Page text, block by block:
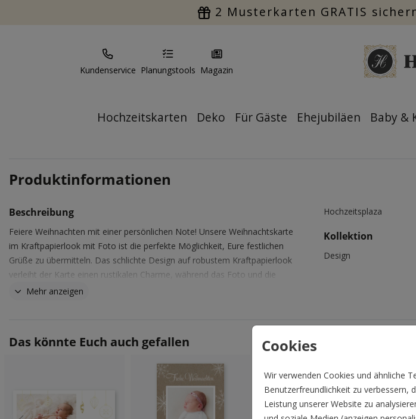
2 Musterkarten GRATIS
Kundenservice Planungstools Magazin
Hochzeitskarten Deko Für Gäste Ehejubiläen Baby &
Cookies
Wir verwenden Cookies und ähnliche
Benutzerfreundlichkeit zu verbessern,
Leistung unserer Website zu
Produktinformationen
Beschreibung
Feiere Weihnachten mit einer persönlichen Note! Unsere Weihnachtskarte
im Kraftpapierlook mit Foto ist die perfekte Möglichkeit, Eure festlichen
Grüße zu übermitteln. Das schlichte Design auf robustem Kraftpapierlook
verleiht der Karte einen rustikalen Charme, während das Foto und die
Schrift in weiß und rot für einen festlichen Akzent sorgen.
Mehr anzeigen
Hochzeitsplaza
Kollektion
Design
Das könnte Euch auch gefallen